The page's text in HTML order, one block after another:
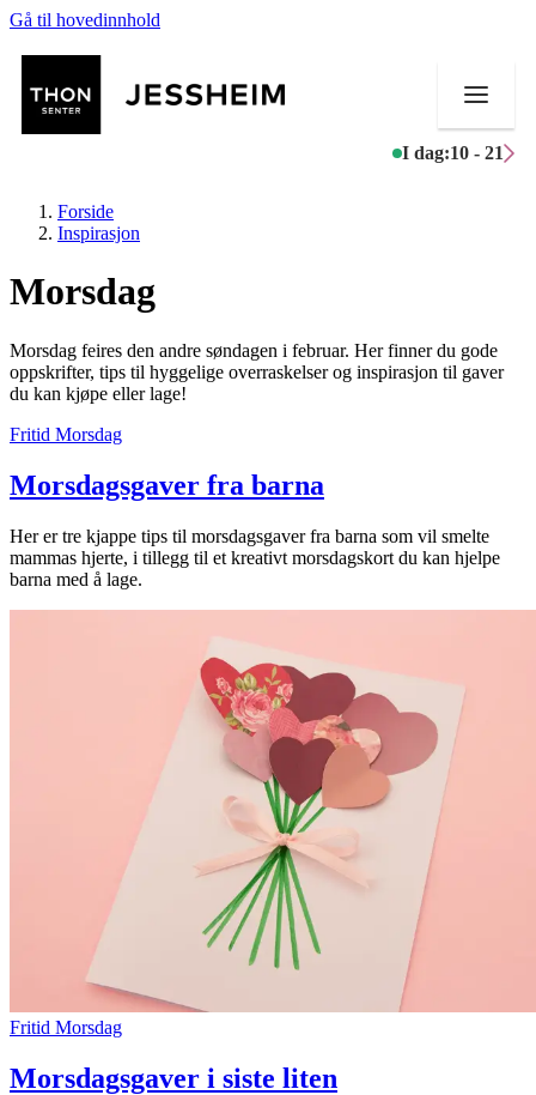
Gå til hovedinnhold
I dag:10 - 21
Butikker
Mat og drikke
Helse
Aktiviteter
Inspirasjon
Praktisk informasjon
Ledige stillinger
Gavekort
Finn frem
Forside
Inspirasjon
Morsdag
Morsdag feires den andre søndagen i februar. Her finner du gode
oppskrifter, tips til hyggelige overraskelser og inspirasjon til gaver
du kan kjøpe eller lage!
Fritid Morsdag
Morsdagsgaver fra barna
Her er tre kjappe tips til morsdagsgaver fra barna som vil smelte
mammas hjerte, i tillegg til et kreativt morsdagskort du kan hjelpe
barna med å lage.
Fritid Morsdag
Morsdagsgaver i siste liten